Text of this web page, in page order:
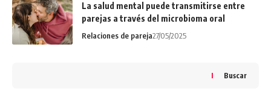
La salud mental puede transmitirse entre
parejas a través del microbioma oral
Relaciones de pareja27/05/2025
Buscar